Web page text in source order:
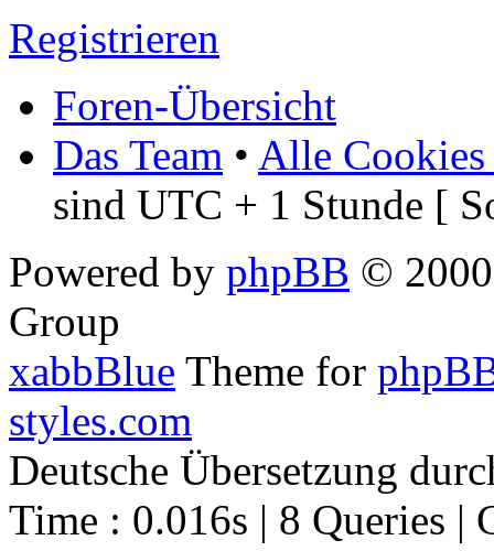
Registrieren
Foren-Übersicht
Das Team • Alle Cookies
sind UTC + 1 Stunde [
Powered by phpBB ©
Group
xabbBlue Theme for
styles.com
Deutsche Übersetzung
Time : 0.016s | 8 Queries |